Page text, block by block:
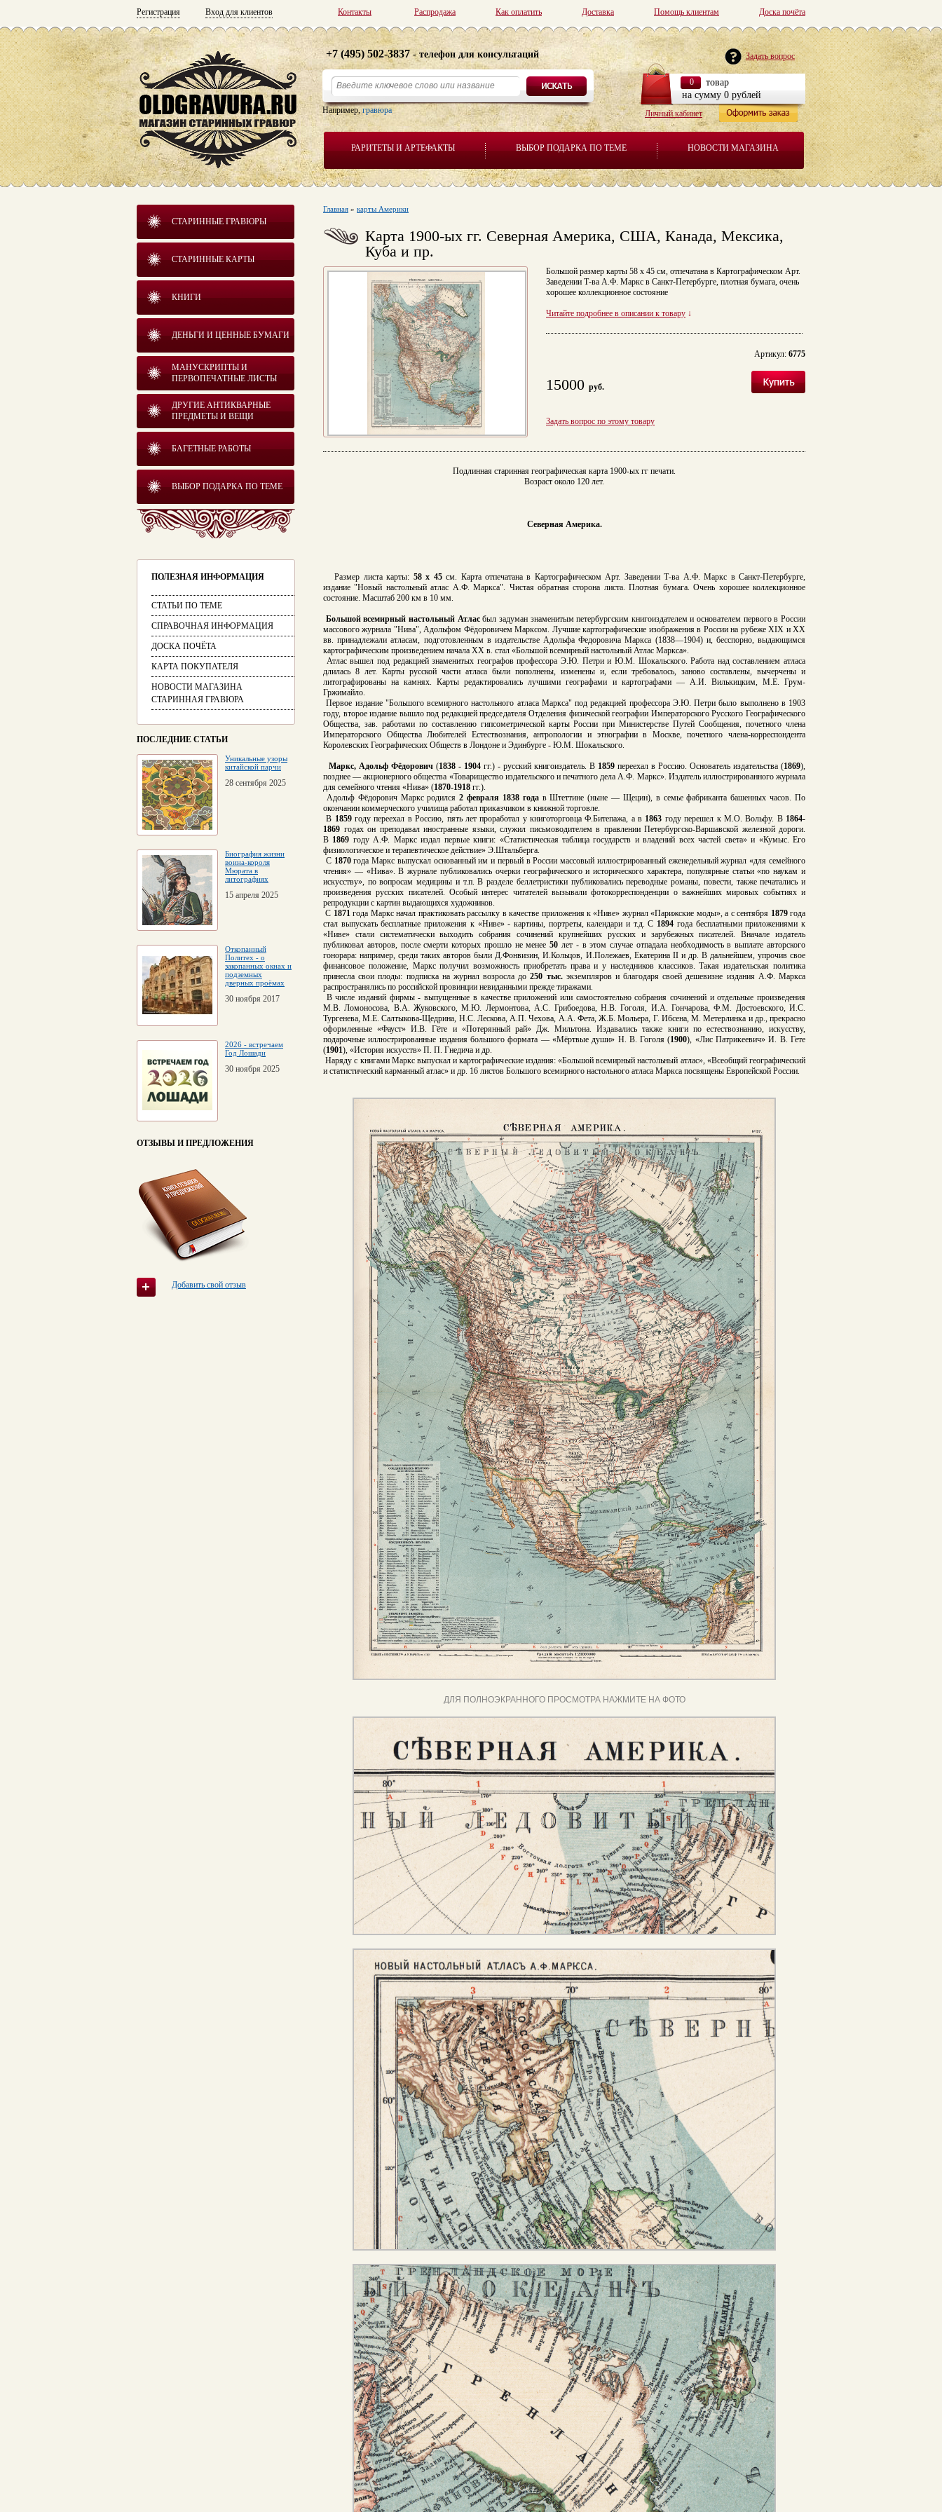
Регистрация Вход для клиентов Доска почёта
Помощь клиентам
Доставка
Как оплатить
Распродажа
Контакты
РАРИТЕТЫ И АРТЕФАКТЫ ВЫБОР ПОДАРКА ПО ТЕМЕ НОВОСТИ МАГАЗИНА
Личный кабинет
+7 (495) 502-3837- телефон для консультаций Задать вопрос
Например, гравюра
0
товар
на сумму 0 рублей
СТАРИННЫЕ ГРАВЮРЫ
СТАРИННЫЕ КАРТЫ
КНИГИ
ДЕНЬГИ И ЦЕННЫЕ БУМАГИ
МАНУСКРИПТЫ И
ПЕРВОПЕЧАТНЫЕ ЛИСТЫ
ДРУГИЕ АНТИКВАРНЫЕ
ПРЕДМЕТЫ И ВЕЩИ
БАГЕТНЫЕ РАБОТЫ
ВЫБОР ПОДАРКА ПО ТЕМЕ
ПОЛЕЗНАЯ ИНФОРМАЦИЯ
СТАТЬИ ПО ТЕМЕ
СПРАВОЧНАЯ ИНФОРМАЦИЯ
ДОСКА ПОЧЁТА
КАРТА ПОКУПАТЕЛЯ
НОВОСТИ МАГАЗИНА
СТАРИННАЯ ГРАВЮРА
ПОСЛЕДНИЕ СТАТЬИ
Уникальные узоры
китайской парчи
28 сентября 2025
Биография жизни
воина-короля
Мюрата в
литографиях
15 апреля 2025
Откопанный
Политех - о
закопанных окнах и
подземных
дверных проёмах
30 ноября 2017
2026 - встречаем
Год Лошади
30 ноября 2025
ОТЗЫВЫ И ПРЕДЛОЖЕНИЯ
Добавить свой отзыв
Главная » карты Америки
Карта 1900-ых гг. Северная Америка, США, Канада, Мексика,
Куба и пр.
Большой размер карты 58 х 45 см, отпечатана в Картографическом Арт.
Заведении Т-ва А.Ф. Маркс в Санкт-Петербурге, плотная бумага, очень
хорошее коллекционное состояние
Читайте подробнее в описании к товару ↓
15000 руб.
Артикул: 6775
Задать вопрос по этому товару
Подлинная старинная географическая карта 1900-ых гг печати.
Возраст около 120 лет.
Северная Америка.
Размер листа карты: 58 х 45см. Карта отпечатана в Картографическом Арт. Заведении Т-ва А.Ф. Маркс в Санкт-Петербурге,
издание"Новый настольный атлас А.Ф. Маркса". Чистая обратная сторона листа. Плотная бумага. Очень хорошее коллекционное
состояние. Масштаб 200 км в 10 мм.
Большой всемирный настольный Атласбыл задуман знаменитым петербургским книгоиздателем и основателем первого в России
массового журнала "Нива", Адольфом Фёдоровичем Марксом. Лучшие картографические изображения в России на рубеже XIX и XX
вв. принадлежали атласам, подготовленным в издательстве Адольфа Федоровича Маркса (1838—1904) и, бесспорно, выдающимся
картографическим произведением начала XX в. стал «Большой всемирный настольный Атлас Маркса».
Атлас вышел под редакцией знаменитых географов профессора Э.Ю. Петри и Ю.М. Шокальского. Работа над составлением атласа
длилась 8 лет. Карты русской части атласа были пополнены, изменены и, если требовалось, заново составлены, вычерчены и
литографированы на камнях. Карты редактировались лучшими географами и картографами — А.И. Вилькицким, М.Е. Грум-
Гржимайло.
Первое издание "Большого всемирного настольного атласа Маркса" под редакцией профессора Э.Ю. Петри было выполнено в 1903
году, второе издание вышло под редакцией председателя Отделения физической географии Императорского Русского Географического
Общества, зав. работами по составлению гипсометрической карты России при Министерстве Путей Сообщения, почетного члена
Императорского Общества Любителей Естествознания, антропологии и этнографии в Москве, почетного члена-корреспондента
Королевских Географических Обществ в Лондоне и Эдинбурге - Ю.М. Шокальского.
Маркс, Адольф Фёдорович (1838 - 1904 гг.) - русский книгоиздатель. В 1859 переехал в Россию. Основатель издательства (1869),
позднее — акционерного общества «Товарищество издательского и печатного дела А.Ф. Маркс». Издатель иллюстрированного журнала
для семейного чтения «Нива» (1870-1918 гг.).
Адольф Фёдорович Маркс родился2 февраля 1838 годав Штеттине (ныне — Щецин), в семье фабриканта башенных часов. По
окончании коммерческого училища работал приказчиком в книжной торговле.
В 1859году переехал в Россию, пять лет проработал у книготорговца Ф.Битепажа, а в 1863 году перешел к М.О. Вольфу. В 1864-
1869 годах он преподавал иностранные языки, служил письмоводителем в правлении Петербургско-Варшавской железной дороги.
В 1869 году А.Ф. Маркс издал первые книги: «Статистическая таблица государств и владений всех частей света» и «Кумыс. Его
физиологическое и терапевтическое действие» Э.Штальберга.
С 1870года Маркс выпускал основанный им и первый в России массовый иллюстрированный еженедельный журнал «для семейного
чтения» — «Нива». В журнале публиковались очерки географического и исторического характера, популярные статьи «по наукам и
искусству», по вопросам медицины и т.п. В разделе беллетристики публиковались переводные романы, повести, также печатались и
произведения русских писателей. Особый интерес читателей вызывали фотокорреспонденции о важнейших мировых событиях и
репродукции с картин выдающихся художников.
С 1871года Маркс начал практиковать рассылку в качестве приложения к «Ниве» журнал «Парижские моды», а с сентября 1879года
стал выпускать бесплатные приложения к «Ниве» - картины, портреты, календари и т.д. С 1894 года бесплатными приложениями к
«Ниве» стали систематически выходить собрания сочинений крупнейших русских и зарубежных писателей. Вначале издатель
публиковал авторов, после смерти которых прошло не менее50 лет - в этом случае отпадала необходимость в выплате авторского
гонорара: например, среди таких авторов были Д.Фонвизин, И.Кольцов, И.Полежаев, Екатерина II и др. В дальнейшем, упрочив свое
финансовое положение, Маркс получил возможность приобретать права и у наследников классиков. Такая издательская политика
принесла свои плоды: подписка на журнал возросла до250 тыс.экземпляров и благодаря своей дешевизне издания А.Ф. Маркса
распространялись по российской провинции невиданными прежде тиражами.
В числе изданий фирмы - выпущенные в качестве приложений или самостоятельно собрания сочинений и отдельные произведения
М.В. Ломоносова, В.А. Жуковского, М.Ю. Лермонтова, А.С. Грибоедова, Н.В. Гоголя, И.А. Гончарова, Ф.М. Достоевского, И.С.
Тургенева, М.Е. Салтыкова-Щедрина, Н.С. Лескова, А.П. Чехова, А.А. Фета, Ж.Б. Мольера, Г. Ибсена, М. Метерлинка и др., прекрасно
оформленные «Фауст» И.В. Гёте и «Потерянный рай» Дж. Мильтона. Издавались также книги по естествознанию, искусству,
подарочные иллюстрированные издания большого формата — «Мёртвые души» Н. В. Гоголя (1900), «Лис Патрикеевич» И. В. Гете
(1901), «История искусств» П. П. Гнедича и др.
Наряду с книгами Маркс выпускал и картографические издания: «Большой всемирный настольный атлас», «Всеобщий географический
и статистический карманный атлас» и др. 16 листов Большого всемирного настольного атласа Маркса посвящены Европейской России.
ДЛЯ ПОЛНОЭКРАННОГО ПРОСМОТРА НАЖМИТЕ НА ФОТО